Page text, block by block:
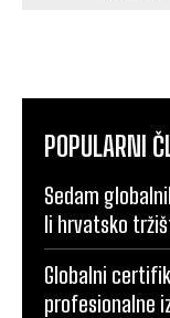
POPULARNI
Sedam
li hrvatsko
Globalni
profesionalne